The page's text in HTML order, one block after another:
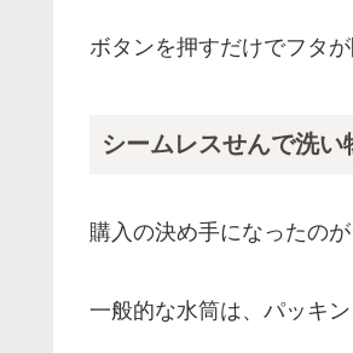
ボタンを押すだけでフタ
シームレスせんで洗い
購入の決め手になったのが
一般的な水筒は、パッキ